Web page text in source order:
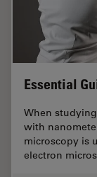
Essential
When
with
microscopy is
electron